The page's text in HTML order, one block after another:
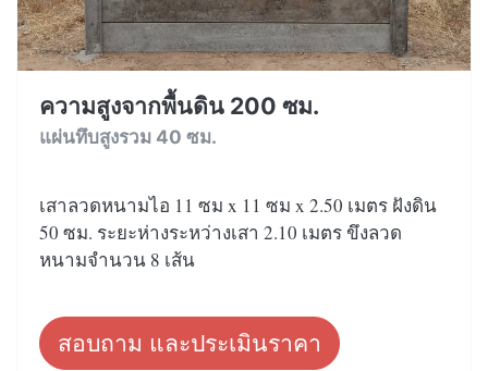
ความสูงจากพื้นดิน 200 ซม.
แผ่นทึบสูงรวม 40 ซม.
เสาลวดหนามไอ 11 ซม x 11 ซม x 2.50 เมตร ฝังดิน
50 ซม. ระยะห่างระหว่างเสา 2.10 เมตร ขึงลวด
หนามจำนวน 8 เส้น
สอบถาม และประเมินราคา